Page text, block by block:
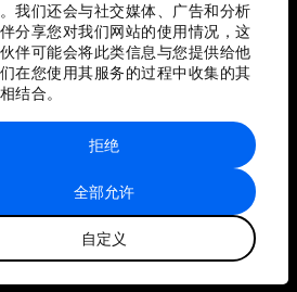
我们还会与社交媒体、广告和分析
分享您对我们网站的使用情况，这
伴可能会将此类信息与您提供给他
在您使用其服务的过程中收集的其
结合。
全部允许
自定义
拒绝
站点地图
世界经济论坛